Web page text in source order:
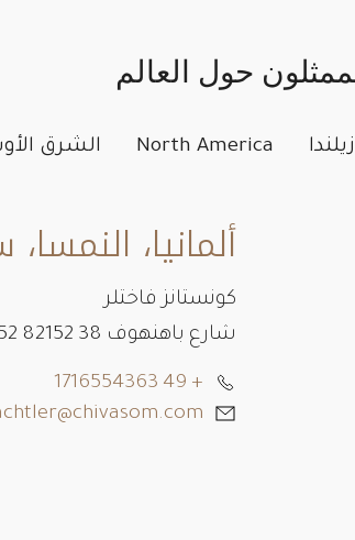
حول العالم
North America الشرق
ألمانيا،
كونستانز فاختلر
شارع باهنهوف 38 82152 82152 Planegg, Germany
+ 49 1716554363